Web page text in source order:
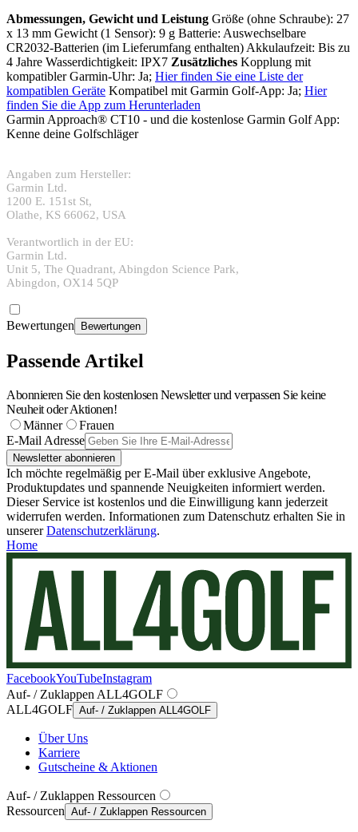
Abmessungen, Gewicht und Leistung Größe (ohne Schraube): 27
x 13 mm Gewicht (1 Sensor): 9 g Batterie: Auswechselbare
CR2032-Batterien (im Lieferumfang enthalten) Akkulaufzeit: Bis zu
4 Jahre Wasserdichtigkeit: IPX7 Zusätzliches Kopplung mit
kompatibler Garmin-Uhr: Ja; Hier finden Sie eine Liste der
kompatiblen Geräte Kompatibel mit Garmin Golf-App: Ja; Hier
finden Sie die App zum Herunterladen
Garmin Approach® CT10 - und die kostenlose Garmin Golf App:
Kenne deine Golfschläger
Angaben zum Hersteller:
Garmin Ltd.
1200 E. 151st St,
Olathe, KS 66062, USA
Verantwortlich in der EU:
Garmin Ltd.
Unit 5, The Quadrant, Abingdon Science Park,
Abingdon, OX14 5QP
Bewertungen Bewertungen
Passende Artikel
Abonnieren Sie den kostenlosen Newsletter und verpassen Sie keine
Neuheit oder Aktionen!
Männer
Frauen
E-Mail Adresse
Newsletter abonnieren
Ich möchte regelmäßig per E-Mail über exklusive Angebote,
Produktupdates und spannende Neuigkeiten informiert werden.
Dieser Service ist kostenlos und die Einwilligung kann jederzeit
widerrufen werden. Informationen zum Datenschutz erhalten Sie in
unsererDatenschutzerklärung.
Home
FacebookYouTubeInstagram
Auf- / Zuklappen ALL4GOLF
ALL4GOLF Auf- / Zuklappen ALL4GOLF
Über Uns
Karriere
Gutscheine & Aktionen
Auf- / Zuklappen Ressourcen
Ressourcen Auf- / Zuklappen Ressourcen